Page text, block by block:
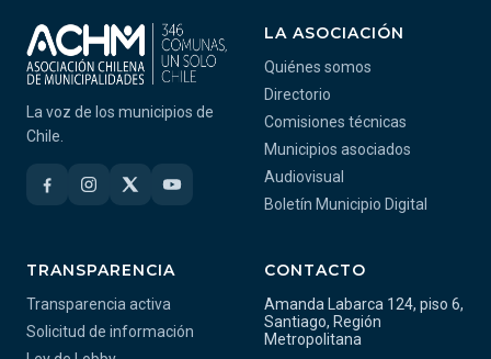
La voz de los municipios de
Chile.
LA ASOCIACIÓN
Quiénes somos
Directorio
Comisiones técnicas
Municipios asociados
Audiovisual
Boletín Municipio Digital
TRANSPARENCIA
Transparencia activa
Solicitud de información
CONTACTO
Amanda Labarca 124, piso 6,
Santiago, Región
Metropolitana